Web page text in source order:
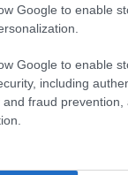
Google to enable
Google to enable
including
and fraud prevention,